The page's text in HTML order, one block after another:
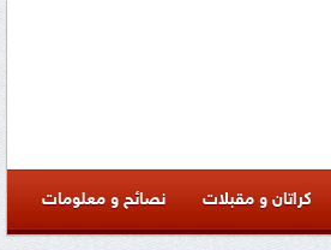
كراتان و مقبلات نصائح و معلومات